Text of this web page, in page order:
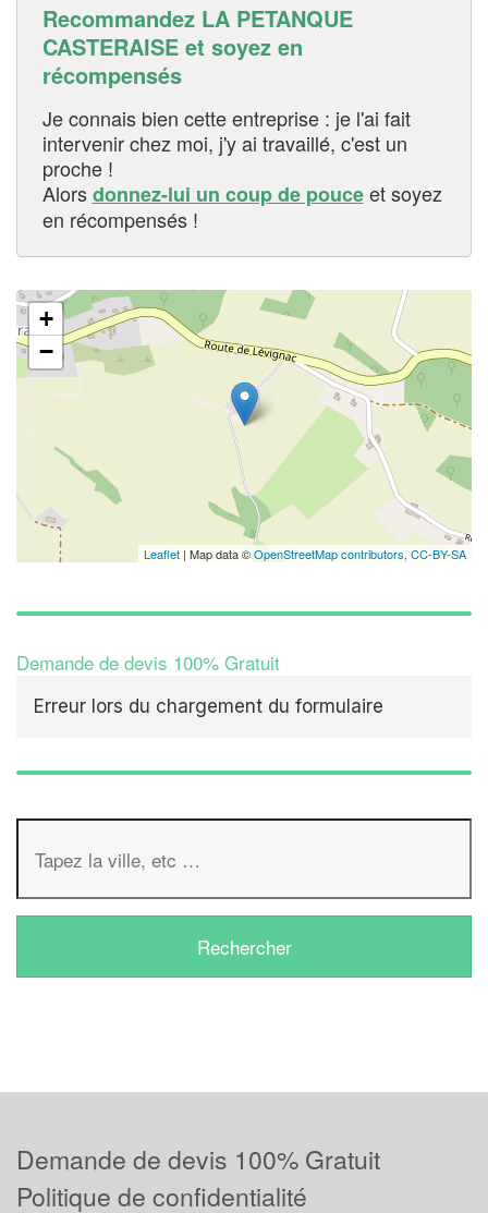
Recommandez LA PETANQUE
CASTERAISE et soyez en
récompensés
Je connais bien cette entreprise : je l'ai fait
intervenir chez moi, j'y ai travaillé, c'est un
proche !
Alorsdonnez-lui un coup de pouceet soyez
en récompensés !
+
−
Leaflet | Map data ©OpenStreetMap contributors, CC-BY-SA
Demande de devis 100% Gratuit
Erreur lors du chargement du formulaire
Demande de devis 100% Gratuit
Politique de confidentialité